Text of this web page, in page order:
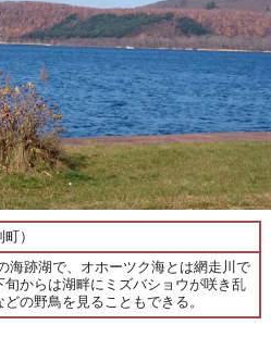
）
海跡湖で、オホーツク海とは網走川で
からは湖畔にミズバショウが咲き乱
の野鳥を見ることもできる。